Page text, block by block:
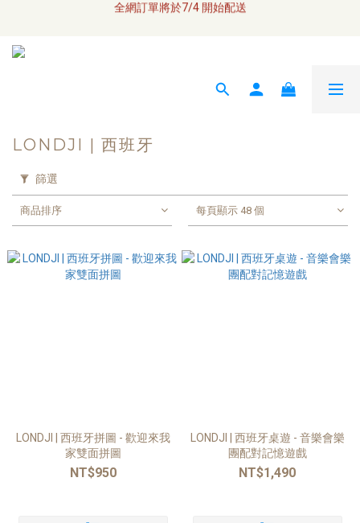
全網訂單將於7/4 開始配送
全網訂單將於7/4 開始配送
LONDJI | 西班牙
篩選
商品排序 每頁顯示 48 個
LONDJI | 西班牙拼圖 - 歡迎來我
家雙面拼圖
NT$950
LONDJI | 西班牙桌遊 - 音樂會樂
團配對記憶遊戲
NT$1,490